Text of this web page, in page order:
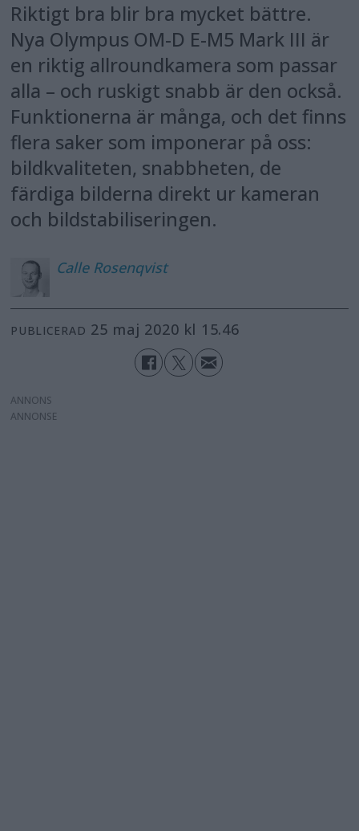
Riktigt bra blir bra mycket bättre.
Nya Olympus OM-D E-M5 Mark III är
en riktig allroundkamera som passar
alla – och ruskigt snabb är den också.
Funktionerna är många, och det finns
flera saker som imponerar på oss:
bildkvaliteten, snabbheten, de
färdiga bilderna direkt ur kameran
och bildstabiliseringen.
Calle Rosenqvist
PUBLICERAD 25 maj 2020 kl 15.46
ANNONS